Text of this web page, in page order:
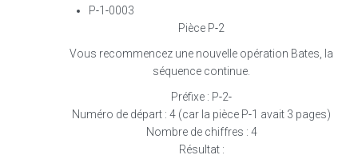
P‑1‑0003
Pièce P‑2
Vous recommencez une nouvelle opération Bates, la
séquence continue.
Préfixe : P‑2‑
Numéro de départ : 4 (car la pièce P‑1 avait 3 pages)
Nombre de chiffres : 4
Résultat :